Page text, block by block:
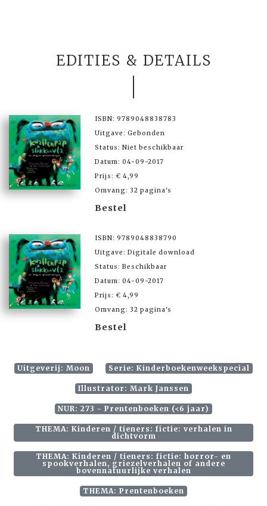
EDITIES & DETAILS
ISBN: 9789048838783
Uitgave: Gebonden
Status: Niet beschikbaar
Datum: 04-09-2017
Prijs: € 4,99
Omvang: 32 pagina's
Bestel
ISBN: 9789048838790
Uitgave: Digitale download
Status: Beschikbaar
Datum: 04-09-2017
Prijs: € 4,99
Omvang: 32 pagina's
Bestel
Uitgeverij: Moon Serie: Kinderboekenweekspecial
Illustrator: Mark Janssen
NUR: 273 - Prentenboeken (<6 jaar)
THEMA: Kinderen / tieners: fictie: verhalen in
dichtvorm
THEMA: Kinderen / tieners: fictie: horror- en
spookverhalen, griezelverhalen of andere
bovennatuurlijke verhalen
THEMA: Prentenboeken